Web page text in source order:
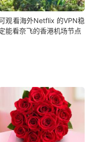
观看海外Netflix 的VPN稳
能看奈飞的香港机场节点